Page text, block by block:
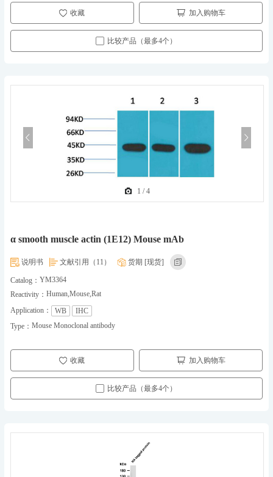
收藏 加入购物车
比较产品（最多4个）
α smooth muscle actin (1E12) Mouse mAb
说明书 文献引用（11） 货期 [现货]
Catalog： YM3364
Reactivity： Human,Mouse,Rat
Application：
WB
IHC
Type： Mouse Monoclonal antibody
1 /4
收藏 加入购物车
比较产品（最多4个）